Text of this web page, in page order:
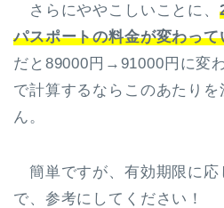
さらにややこしいことに、
パスポートの料金が変わって
だと89000円→91000円に変
で計算するならこのあたり
ん。
簡単ですが、有効期限に応
で、参考にしてください！